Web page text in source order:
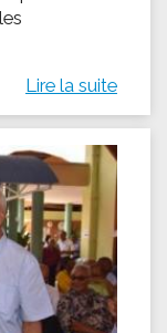
Lire la suite